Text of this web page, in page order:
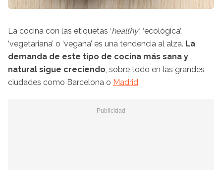
La cocina con las etiquetas ‘healthy’, ‘ecológica’,
‘vegetariana’ o ‘vegana’ es una tendencia al alza. La
demanda de este tipo de cocina más sana y
natural sigue creciendo, sobre todo en las grandes
ciudades como Barcelona o Madrid.